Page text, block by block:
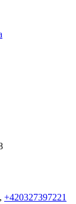
, +420327397221